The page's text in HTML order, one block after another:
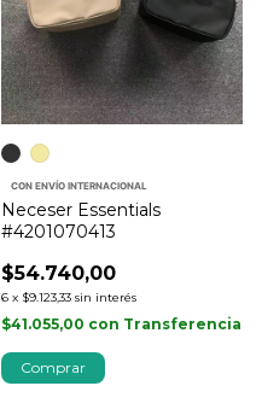
CON ENVÍO INTERNACIONAL
Neceser Essentials
#4201070413
$54.740,00
6 x $9.123,33 sin interés
$41.055,00 con Transferencia
Comprar